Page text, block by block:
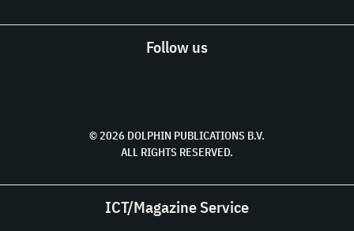
Follow us
© 2026 DOLPHIN PUBLICATIONS B.V.
ALL RIGHTS RESERVED.
ICT/Magazine Service